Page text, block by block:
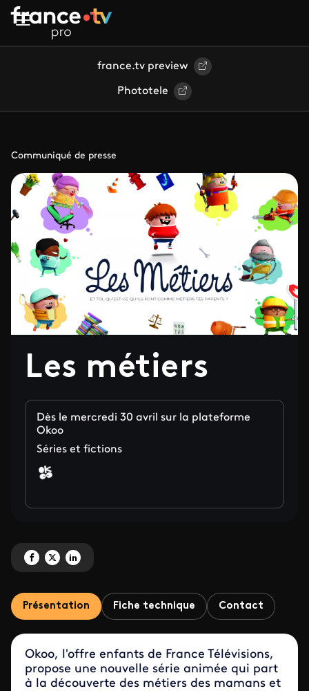
Aller au contenu principal
france.tv preview
Phototele
Communiqué de presse
Les métiers
Dès le mercredi 30 avril sur la plateforme
Okoo
Séries et fictions
Partagez 'Les métiers' sur Facebook
Partagez 'Les métiers' sur X
Partagez 'Les métiers' sur LinkedIn
Présentation Fiche technique Contact
Okoo, l'offre enfants de France Télévisions,
propose une nouvelle série animée qui part
à la découverte des métiers des mamans et